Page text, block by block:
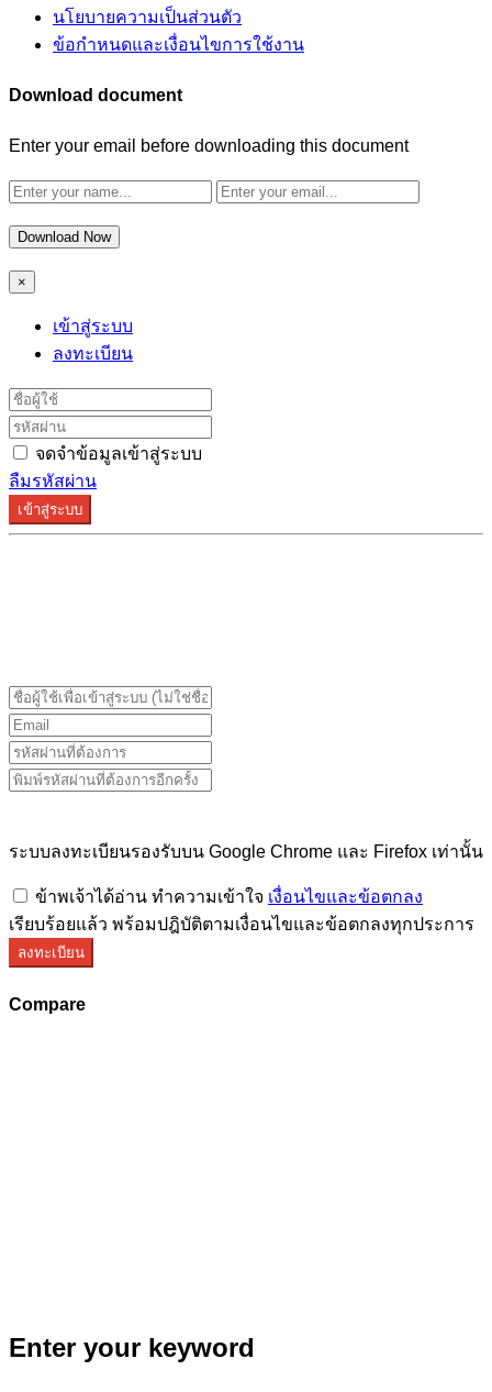
นโยบายความเป็นส่วนตัว
ข้อกำหนดและเงื่อนไขการใช้งาน
Download document
Enter your email before downloading this document
Download Now
×
เข้าสู่ระบบ
ลงทะเบียน
จดจำข้อมูลเข้าสู่ระบบ
ลืมรหัสผ่าน
เข้าสู่ระบบ
ระบบลงทะเบียนรองรับบน Google Chrome และ Firefox เท่านั้น
ข้าพเจ้าได้อ่าน ทำความเข้าใจ เงื่อนไขและข้อตกลง
เรียบร้อยแล้ว พร้อมปฎิบัติตามเงื่อนไขและข้อตกลงทุกประการ
ลงทะเบียน
Compare
Enter your keyword